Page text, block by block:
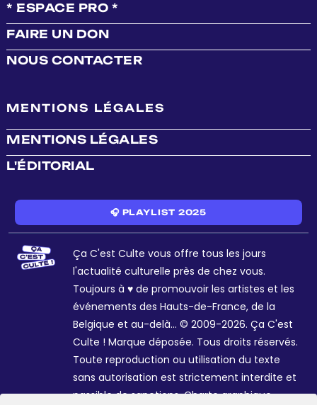
* ESPACE PRO *
FAIRE UN DON
NOUS CONTACTER
MENTIONS LÉGALES
MENTIONS LÉGALES
L'ÉDITORIAL
🎧 PLAYLIST 2025
Ça C'est Culte vous offre tous les jours
l'actualité culturelle près de chez vous.
Toujours à ♥ de promouvoir les artistes et les
événements des Hauts-de-France, de la
Belgique et au-delà... © 2009-2026. Ça C'est
Culte ! Marque déposée. Tous droits réservés.
Toute reproduction ou utilisation du texte
sans autorisation est strictement interdite et
passible de sanctions. Charte graphique